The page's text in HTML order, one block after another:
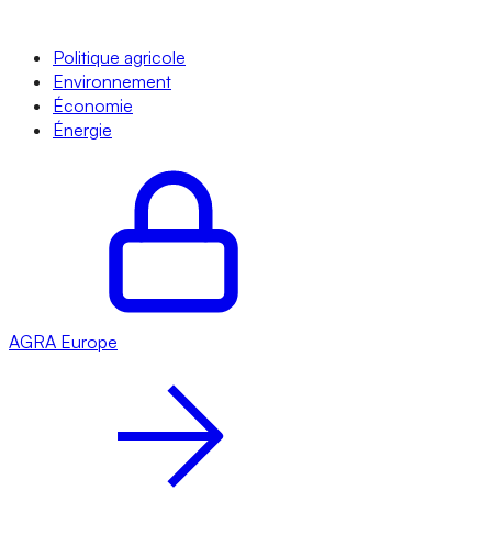
Politique agricole
Environnement
Économie
Énergie
AGRA Europe